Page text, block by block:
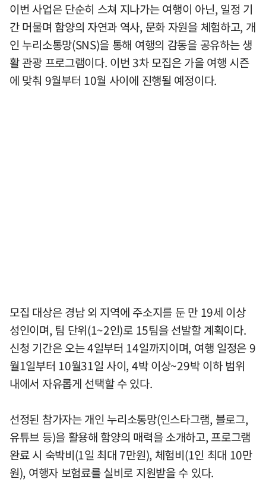
이번 사업은 단순히 스쳐 지나가는 여행이 아닌, 일정 기
간 머물며 함양의 자연과 역사, 문화 자원을 체험하고, 개
인 누리소통망(SNS)을 통해 여행의 감동을 공유하는 생
활 관광 프로그램이다. 이번 3차 모집은 가을 여행 시즌
에 맞춰 9월부터 10월 사이에 진행될 예정이다.
모집 대상은 경남 외 지역에 주소지를 둔 만 19세 이상
성인이며, 팀 단위(1~2인)로 15팀을 선발할 계획이다.
신청 기간은 오는 4일부터 14일까지이며, 여행 일정은 9
월1일부터 10월31일 사이, 4박 이상~29박 이하 범위
내에서 자유롭게 선택할 수 있다.
선정된 참가자는 개인 누리소통망(인스타그램, 블로그,
유튜브 등)을 활용해 함양의 매력을 소개하고, 프로그램
완료 시 숙박비(1일 최대 7만원), 체험비(1인 최대 10만
원), 여행자 보험료를 실비로 지원받을 수 있다.